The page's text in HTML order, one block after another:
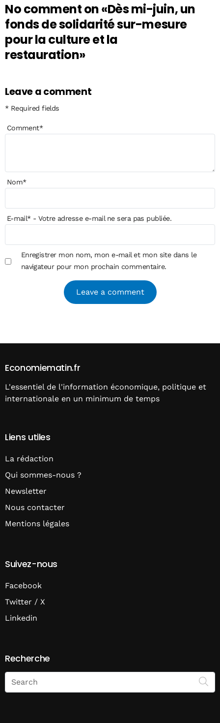
No comment on«Dès mi-juin, un
fonds de solidarité sur-mesure
pour la culture et la
restauration»
Leave a comment
* Required fields
Comment*
Nom*
E-mail*- Votre adresse e-mail ne sera pas publiée.
Enregistrer mon nom, mon e-mail et mon site dans le
navigateur pour mon prochain commentaire.
Economiematin.fr
L'essentiel de l'information économique, politique et
internationale en un minimum de temps
Liens utiles
La rédaction
Qui sommes-nous ?
Newsletter
Nous contacter
Mentions légales
Suivez-nous
Facebook
Twitter / X
Linkedin
Recherche
Search
on
Economie